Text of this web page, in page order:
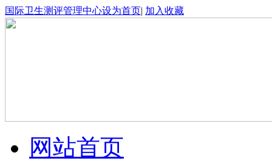
国际卫生测评管理中心设为首页| 加入收藏
网站首页